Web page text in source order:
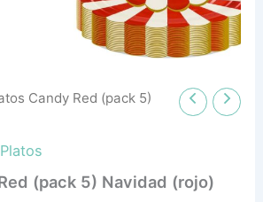
Candy Red (pack 5)
Platos
(pack 5) Navidad (rojo)